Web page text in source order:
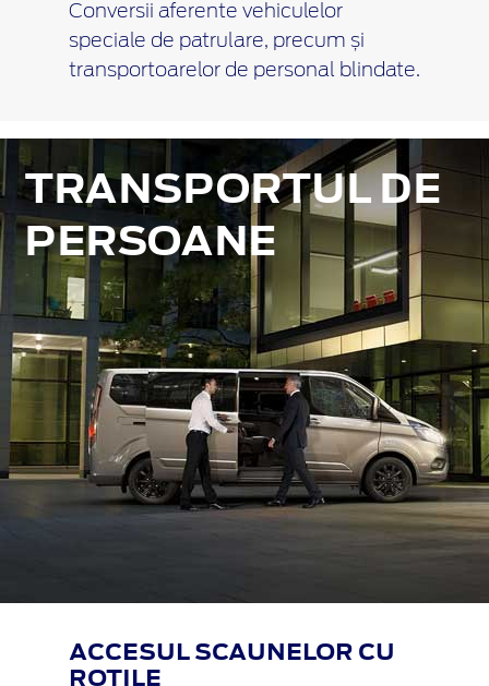
Conversii aferente vehiculelor
speciale de patrulare, precum și
transportoarelor de personal blindate.
TRANSPORTUL DE
PERSOANE
ACCESUL SCAUNELOR CU
ROTILE